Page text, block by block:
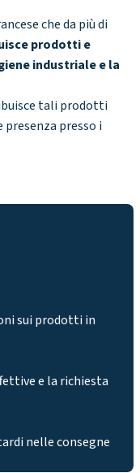
che da più di
prodotti e
industriale e la
tali prodotti
presenza presso i
sui prodotti in
e la richiesta
nelle consegne